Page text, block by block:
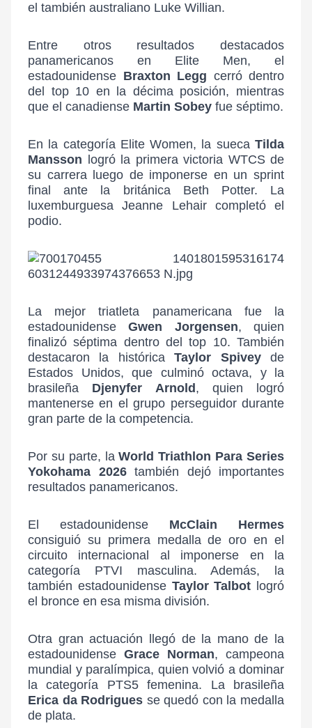
el también australiano Luke Willian.
Entre otros resultados destacados
panamericanos en Elite Men, el
estadounidense Braxton Legg cerró dentro
del top 10 en la décima posición, mientras
que el canadiense Martin Sobey fue séptimo.
En la categoría Elite Women, la sueca Tilda
Mansson logró la primera victoria WTCS de
su carrera luego de imponerse en un sprint
final ante la británica Beth Potter. La
luxemburguesa Jeanne Lehair completó el
podio.
La mejor triatleta panamericana fue la
estadounidenseGwen Jorgensen, quien
finalizó séptima dentro del top 10. También
destacaron la históricaTaylor Spiveyde
Estados Unidos, que culminó octava, y la
brasileña Djenyfer Arnold , quien logró
mantenerse en el grupo perseguidor durante
gran parte de la competencia.
Por su parte, laWorld Triathlon Para Series
Yokohama 2026también dejó importantes
resultados panamericanos.
El estadounidense McClain Hermes
consiguió su primera medalla de oro en el
circuito internacional al imponerse en la
categoría PTVI masculina. Además, la
también estadounidense Taylor Talbot logró
el bronce en esa misma división.
Otra gran actuación llegó de la mano de la
estadounidense Grace Norman, campeona
mundial y paralímpica, quien volvió a dominar
la categoría PTS5 femenina. La brasileña
Erica da Rodrigues se quedó con la medalla
de plata.